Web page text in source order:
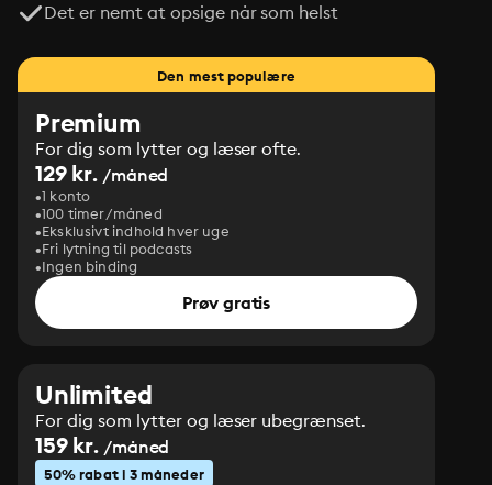
Det er nemt at opsige når som helst
Den mest populære
Premium
For dig som lytter og læser ofte.
129 kr. /måned
1 konto
100 timer/måned
Eksklusivt indhold hver uge
Fri lytning til podcasts
Ingen binding
Prøv gratis
Unlimited
For dig som lytter og læser ubegrænset.
159 kr. /måned
50% rabat i 3 måneder